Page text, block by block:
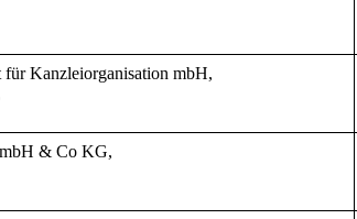
Kanzleiorganisation mbH,
& Co KG,